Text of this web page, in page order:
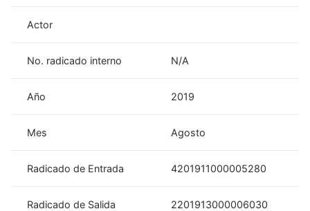
Actor
No. radicado interno N/A
Año 2019
Mes Agosto
Radicado de Entrada 4201911000005280
Radicado de Salida 2201913000006030